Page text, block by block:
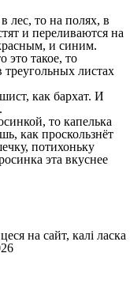
лес, то на полях, в
и переливаются на
и синим.
это такое, то
листах
как бархат. И
то капелька
как проскользнёт
потихоньку
эта вкуснее
на сайт, калі ласка